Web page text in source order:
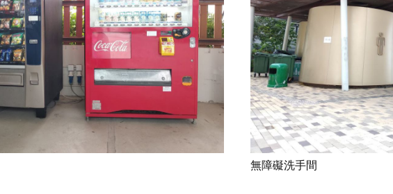
無障礙洗手間